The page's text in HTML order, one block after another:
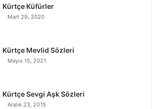
Kürtçe Küfürler
Mart 29, 2020
Kürtçe Mevlid Sözleri
Mayıs 15, 2021
Kürtçe Sevgi Aşk Sözleri
Aralık 23, 2015